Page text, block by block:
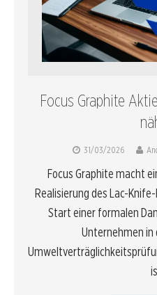
Focus Graphite
31/03/2026
Focus Graphite macht
Realisierung des Lac-
Start einer formalen
Unternehmen in